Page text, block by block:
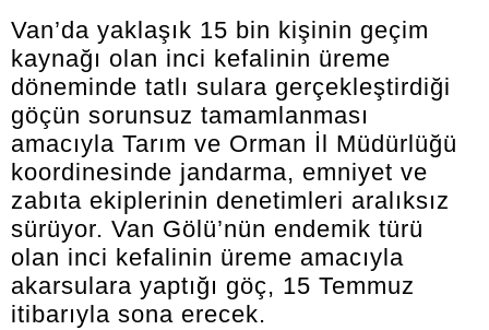
Van’da yaklaşık 15 bin kişinin geçim
kaynağı olan inci kefalinin üreme
döneminde tatlı sulara gerçekleştirdiği
göçün sorunsuz tamamlanması
amacıyla Tarım ve Orman İl Müdürlüğü
koordinesinde jandarma, emniyet ve
zabıta ekiplerinin denetimleri aralıksız
sürüyor. Van Gölü’nün endemik türü
olan inci kefalinin üreme amacıyla
akarsulara yaptığı göç, 15 Temmuz
itibarıyla sona erecek.